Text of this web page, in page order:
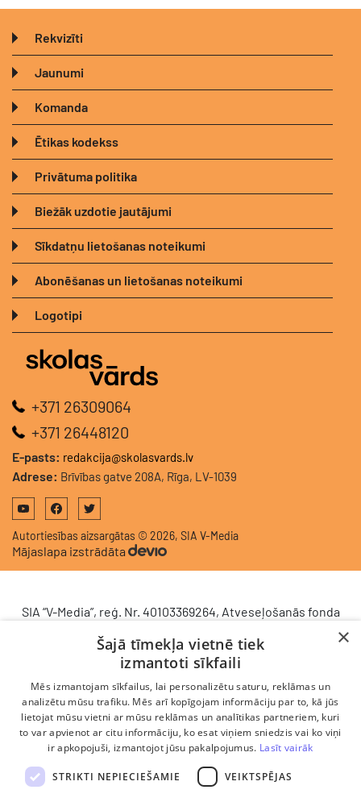
Rekvizīti
Jaunumi
Komanda
Ētikas kodekss
Privātuma politika
Biežāk uzdotie jautājumi
Sīkdatņu lietošanas noteikumi
Abonēšanas un lietošanas noteikumi
Logotipi
+371 26309064
+371 26448120
E-pasts: redakcija@skolasvards.lv
Adrese: Brīvības gatve 208A, Rīga, LV-1039
Autortiesības aizsargātas © 2026, SIA V-Media
Mājaslapa izstrādāta
SIA “V-Media”, reģ. Nr. 40103369264, Atveseļošanās fonda
komercdarbības procesu uzlabošanā - ieviesta klientu
attiecību pārvaldības sistēma (CRM). 2024. gada 16.
decembrī tika noslēgts līgums Nr. 9.2-17-L-2024/928 ar
Latvijas Investīciju un attīstības aģentūru par atbalsta
saņemšanu saskaņā ar Atveseļošanas un noturības
mehānisma plāna 2. komponenti “Digitālā transformācija”
(atbalsta pieteikuma Nr. DIGI/2024/1253). Projekta ietvaros
ieviesta klientu un darba procesu pārvaldības sistēma
Scoro, uzlabojot pārdošanas procesu, centralizējot klientu
×
Šajā tīmekļa vietnē tiek
izmantoti sīkfaili
Mēs izmantojam sīkfailus, lai personalizētu saturu, reklāmas un
analizētu mūsu trafiku. Mēs arī kopīgojam informāciju par to, kā jūs
lietojat mūsu vietni ar mūsu reklāmas un analītikas partneriem, kuri
to var apvienot ar citu informāciju, ko esat viņiem sniedzis vai ko viņi
ir apkopojuši, izmantojot jūsu pakalpojumus. Lasīt vairāk
STRIKTI NEPIECIEŠAMIE VEIKTSPĒJAS